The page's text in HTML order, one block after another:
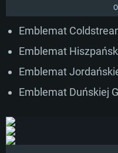
Emblemat
Emblemat
Emblemat
Emblemat Duńskiej